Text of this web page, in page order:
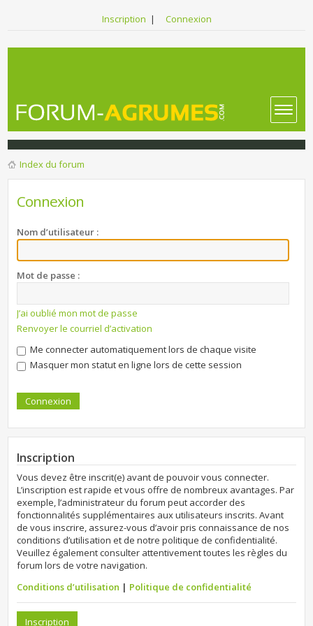
Inscription | Connexion
Index du forum
Connexion
Nom d’utilisateur :
Mot de passe :
J’ai oublié mon mot de passe
Renvoyer le courriel d’activation
Me connecter automatiquement lors de chaque visite
Masquer mon statut en ligne lors de cette session
Inscription
Vous devez être inscrit(e) avant de pouvoir vous connecter.
L’inscription est rapide et vous offre de nombreux avantages. Par
exemple, l’administrateur du forum peut accorder des
fonctionnalités supplémentaires aux utilisateurs inscrits. Avant
de vous inscrire, assurez-vous d’avoir pris connaissance de nos
conditions d’utilisation et de notre politique de confidentialité.
Veuillez également consulter attentivement toutes les règles du
forum lors de votre navigation.
Conditions d’utilisation | Politique de confidentialité
Inscription